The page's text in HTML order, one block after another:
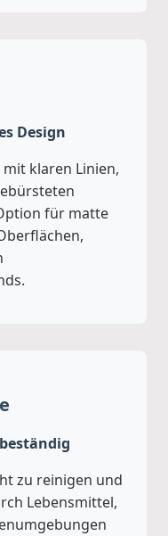
Design
klaren Linien,
für matte
zu reinigen und
Lebensmittel,